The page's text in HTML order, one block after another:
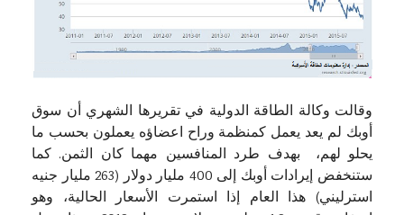
وقالت وكالة الطاقة الدولية في تقريرها الشهري أن سوق
أوبك لم يعد يعمل كمنظمة وراح اعضاؤه يعملون بحسب ما
يحلو لهم، بهدف طرد المنافسين مهما كان الثمن. كما
ستنخفض إيرادات أوبك ​​إلى 400 مليار دولار (263 مليار جنيه
استرليني) هذا العام إذا استمرت الأسعار الحالية، وهو